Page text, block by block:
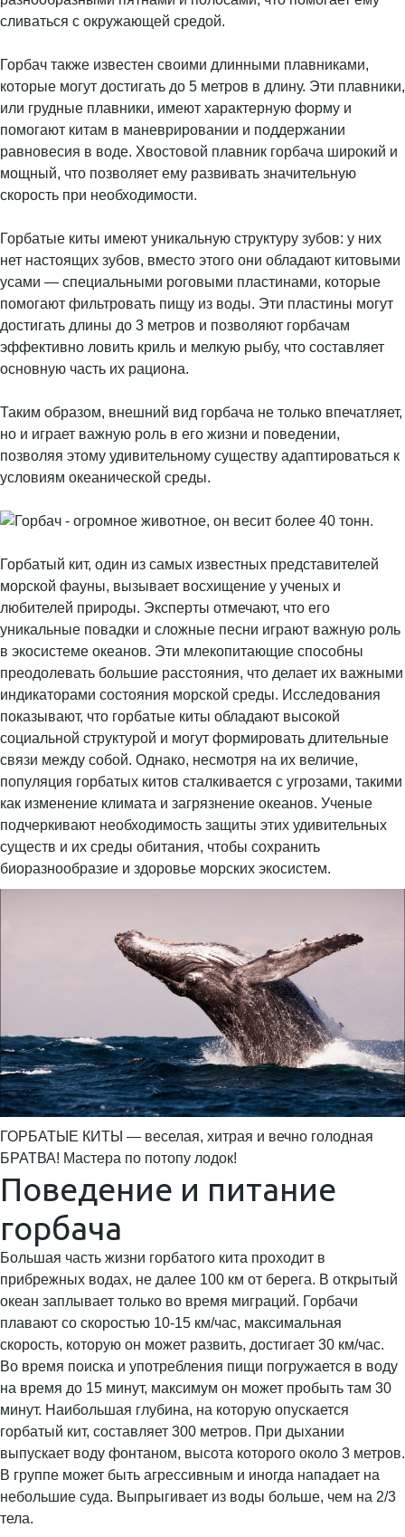
сливаться с окружающей средой.
Горбач также известен своими длинными плавниками,
которые могут достигать до 5 метров в длину. Эти плавники,
или грудные плавники, имеют характерную форму и
помогают китам в маневрировании и поддержании
равновесия в воде. Хвостовой плавник горбача широкий и
мощный, что позволяет ему развивать значительную
скорость при необходимости.
Горбатые киты имеют уникальную структуру зубов: у них
нет настоящих зубов, вместо этого они обладают китовыми
усами — специальными роговыми пластинами, которые
помогают фильтровать пищу из воды. Эти пластины могут
достигать длины до 3 метров и позволяют горбачам
эффективно ловить криль и мелкую рыбу, что составляет
основную часть их рациона.
Таким образом, внешний вид горбача не только впечатляет,
но и играет важную роль в его жизни и поведении,
позволяя этому удивительному существу адаптироваться к
условиям океанической среды.
Горбатый кит, один из самых известных представителей
морской фауны, вызывает восхищение у ученых и
любителей природы. Эксперты отмечают, что его
уникальные повадки и сложные песни играют важную роль
в экосистеме океанов. Эти млекопитающие способны
преодолевать большие расстояния, что делает их важными
индикаторами состояния морской среды. Исследования
показывают, что горбатые киты обладают высокой
социальной структурой и могут формировать длительные
связи между собой. Однако, несмотря на их величие,
популяция горбатых китов сталкивается с угрозами, такими
как изменение климата и загрязнение океанов. Ученые
подчеркивают необходимость защиты этих удивительных
существ и их среды обитания, чтобы сохранить
биоразнообразие и здоровье морских экосистем.
ГОРБАТЫЕ КИТЫ — веселая, хитрая и вечно голодная
БРАТВА! Мастера по потопу лодок!
Поведение и питание
горбача
Большая часть жизни горбатого кита проходит в
прибрежных водах, не далее 100 км от берега. В открытый
океан заплывает только во время миграций. Горбачи
плавают со скоростью 10-15 км/час, максимальная
скорость, которую он может развить, достигает 30 км/час.
Во время поиска и употребления пищи погружается в воду
на время до 15 минут, максимум он может пробыть там 30
минут. Наибольшая глубина, на которую опускается
горбатый кит, составляет 300 метров. При дыхании
выпускает воду фонтаном, высота которого около 3 метров.
В группе может быть агрессивным и иногда нападает на
небольшие суда. Выпрыгивает из воды больше, чем на 2/3
тела.